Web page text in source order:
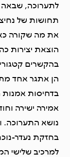
לתערוכה, שבאה
תחושות של
את מה שקורה
הוצאת יצירות
בהקשרים
הן אתגר אחד
בדחיסות
אמירה ישירה
נושא התערוכה.
בחזקת נעדר-
למרכיב שלישי